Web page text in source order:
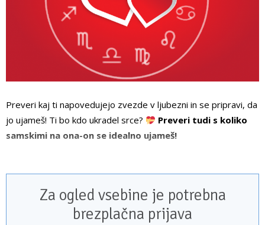
Preveri kaj ti napovedujejo zvezde v ljubezni in se pripravi, da
jo ujameš! Ti bo kdo ukradel srce?
Preveri tudi s koliko
samskimi na ona-on se idealno ujameš!
Za ogled vsebine je potrebna
brezplačna prijava